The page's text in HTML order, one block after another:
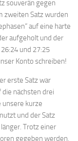
souverän gegen
zweiten Satz wurden
auf eine harte
aufgeholt und der
und 27:25
Konto schreiben!
erste Satz war
nächsten drei
unsere kurze
und der Satz
Trotz einer
gegeben werden.